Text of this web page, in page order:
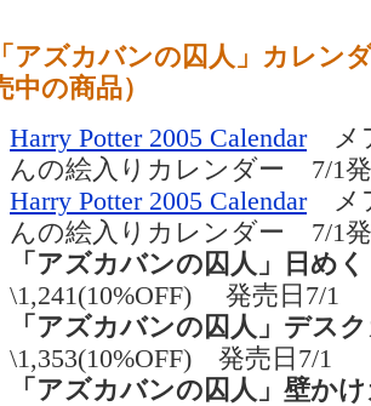
ズカバンの囚人」カレン
中の商品）
Harry Potter 2005 Calendarメ
んの絵入りカレンダー 7/1
Harry Potter 2005 Calendarメ
んの絵入りカレンダー 7/1
「アズカバンの囚人」日め
\1,241(10%OFF) 発売日7/1
「アズカバンの囚人」デス
\1,353(10%OFF) 発売日7/1
「アズカバンの囚人」壁か